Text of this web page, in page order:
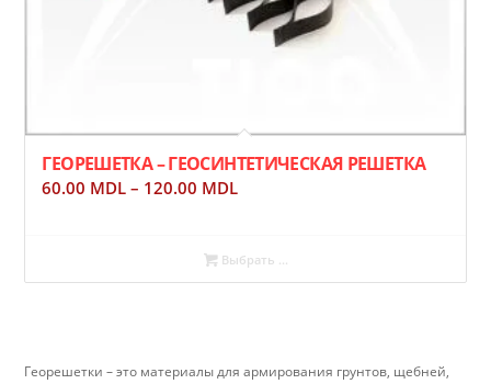
ГЕОРЕШЕТКА – ГЕОСИНТЕТИЧЕСКАЯ РЕШЕТКА
60.00 MDL – 120.00 MDL
Выбрать ...
Георешетки – это материалы для армирования грунтов, щебней,